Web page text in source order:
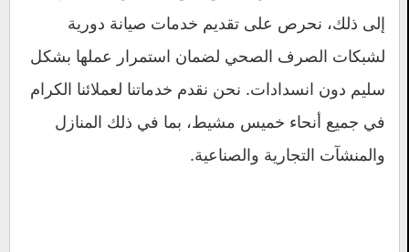
إلى ذلك، نحرص على تقديم خدمات صيانة دورية
لشبكات الصرف الصحي لضمان استمرار عملها بشكل
سليم دون انسدادات. نحن نقدم خدماتنا لعملائنا الكرام
في جميع أنحاء خميس مشيط، بما في ذلك المنازل
والمنشآت التجارية والصناعية.